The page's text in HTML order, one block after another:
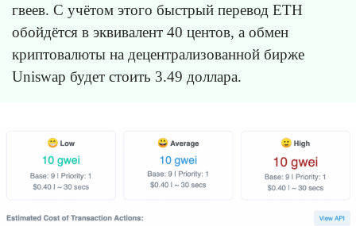
гвеев. С учётом этого быстрый перевод ETH
обойдётся в эквивалент 40 центов, а обмен
криптовалюты на децентрализованной бирже
Uniswap будет стоить 3.49 доллара.